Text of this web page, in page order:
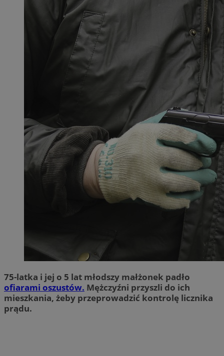
75-latka i jej o 5 lat młodszy małżonek padło
ofiarami oszustów. Mężczyźni przyszli do ich
mieszkania, żeby przeprowadzić kontrolę licznika
prądu.